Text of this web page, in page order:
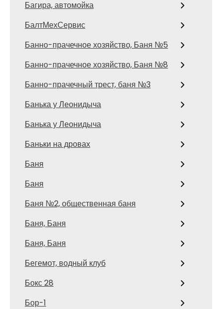
Багира, автомойка
БалтМехСервис
Банно-прачечное хозяйство, Баня №5
Банно-прачечное хозяйство, Баня №8
Банно-прачечный трест, баня №3
Банька у Леонидыча
Банька у Леонидыча
Баньки на дровах
Баня
Баня
Баня №2, общественная баня
Баня, Баня
Баня, Баня
Бегемот, водный клуб
Бокс 28
Бор-1